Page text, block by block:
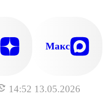
14:52 13.05.2026
Макс